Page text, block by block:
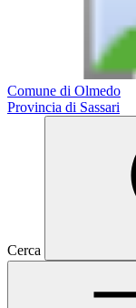
Comune di Olmedo
Provincia di Sassari
Cerca